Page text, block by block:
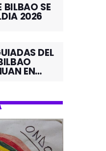
BILBAO SE
2026
DEL
EN